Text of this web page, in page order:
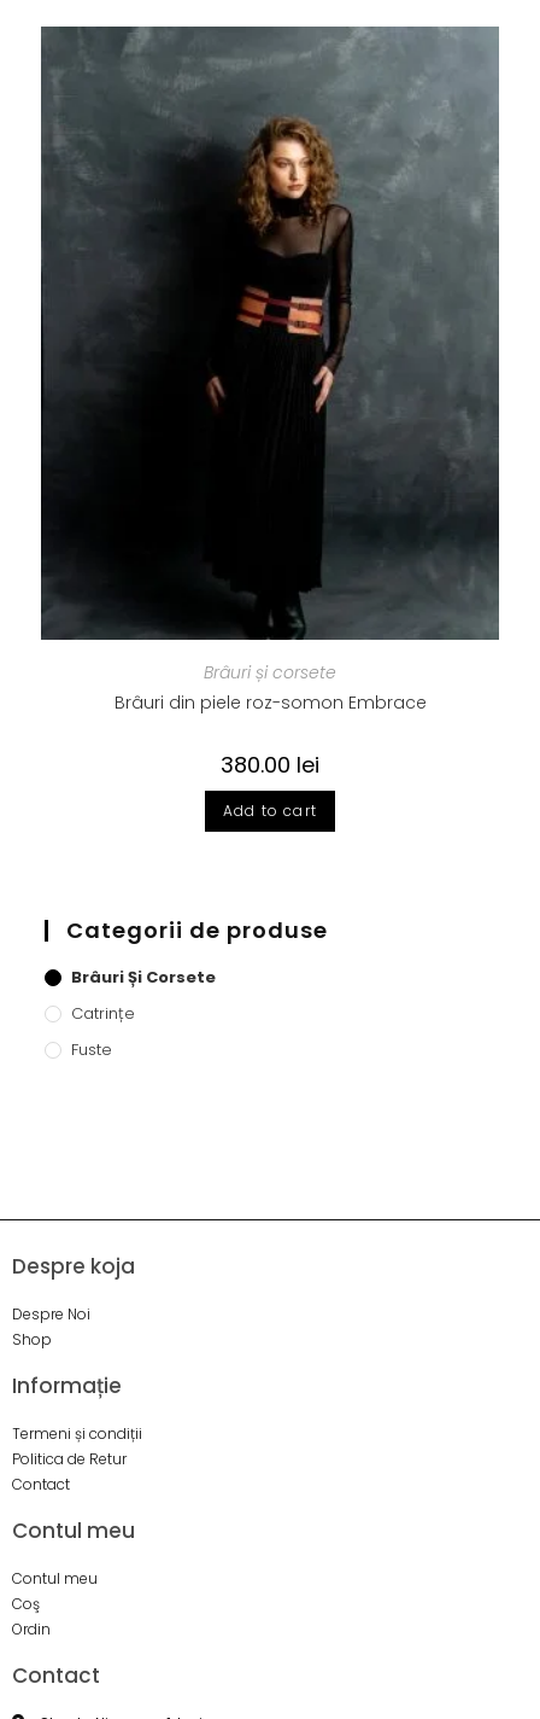
Brâuri și corsete
Brâuri din piele roz-somon Embrace
380.00 lei
Add to cart
Categorii de produse
Brâuri Și Corsete
Catrințe
Fuste
Despre koja
Despre Noi
Shop
Informație
Termeni și condiții
Politica de Retur
Contact
Contul meu
Contul meu
Coş
Ordin
Contact